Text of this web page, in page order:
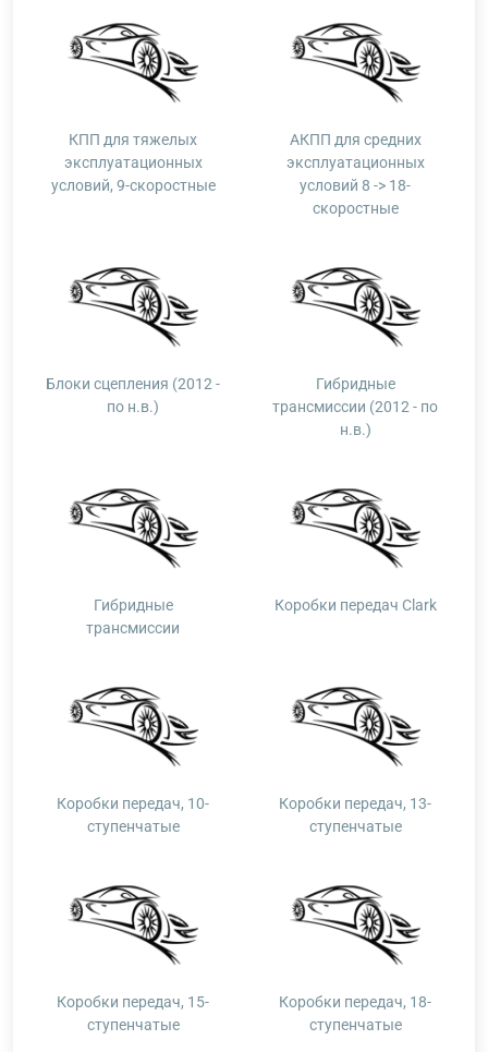
КПП для тяжелых
эксплуатационных
условий, 9-скоростные
АКПП для средних
эксплуатационных
условий 8 -> 18-
скоростные
Блоки сцепления (2012 -
по н.в.)
Гибридные
трансмиссии (2012 - по
н.в.)
Гибридные
трансмиссии
Коробки передач Clark
Коробки передач, 10-
ступенчатые
Коробки передач, 13-
ступенчатые
Коробки передач, 15-
ступенчатые
Коробки передач, 18-
ступенчатые